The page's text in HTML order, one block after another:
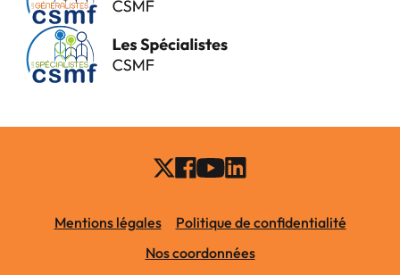
Mentions légales
Politique de confidentialité
Nos coordonnées